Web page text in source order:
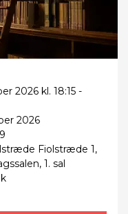
2026 kl. 18:15 -
2026
Fiolstræde 1,
1. sal